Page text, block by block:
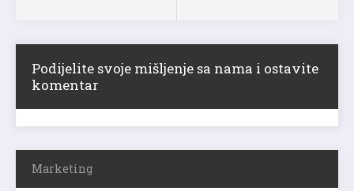
Podijelite svoje mišljenje sa nama i ostavite
komentar
Marketing